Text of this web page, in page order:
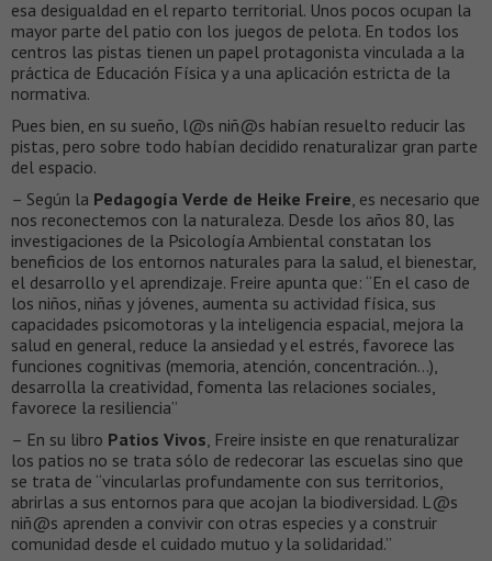
esa desigualdad en el reparto territorial. Unos pocos ocupan la
mayor parte del patio con los juegos de pelota. En todos los
centros las pistas tienen un papel protagonista vinculada a la
práctica de Educación Física y a una aplicación estricta de la
normativa.
Pues bien, en su sueño, l@s niñ@s habían resuelto reducir las
pistas, pero sobre todo habían decidido renaturalizar gran parte
del espacio.
– Según la Pedagogía Verde de Heike Freire , es necesario que
nos reconectemos con la naturaleza. Desde los años 80, las
investigaciones de la Psicología Ambiental constatan los
beneficios de los entornos naturales para la salud, el bienestar,
el desarrollo y el aprendizaje. Freire apunta que: “En el caso de
los niños, niñas y jóvenes, aumenta su actividad física, sus
capacidades psicomotoras y la inteligencia espacial, mejora la
salud en general, reduce la ansiedad y el estrés, favorece las
funciones cognitivas (memoria, atención, concentración…),
desarrolla la creatividad, fomenta las relaciones sociales,
favorece la resiliencia”
– En su libro Patios Vivos , Freire insiste en que renaturalizar
los patios no se trata sólo de redecorar las escuelas sino que
se trata de “vincularlas profundamente con sus territorios,
abrirlas a sus entornos para que acojan la biodiversidad. L@s
niñ@s aprenden a convivir con otras especies y a construir
comunidad desde el cuidado mutuo y la solidaridad.”